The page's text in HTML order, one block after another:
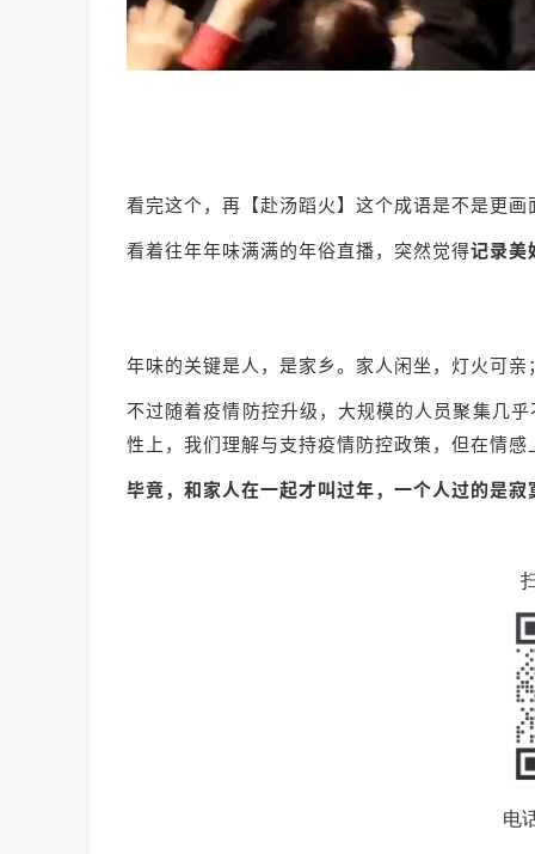
看完这个，再【赴汤蹈火】这个成语是不是更画
看着往年年味满满的年俗直播，突然觉得记录美
年味的关键是人，是家乡。家人闲坐，灯火可
不过随着疫情防控升级，大规模的人员聚集几
性上，我们理解与支持疫情防控政策，但在情
毕竟，和家人在一起才叫过年，一个人过的是寂
电